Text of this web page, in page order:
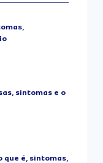
sintomas e o
que é, sintomas,